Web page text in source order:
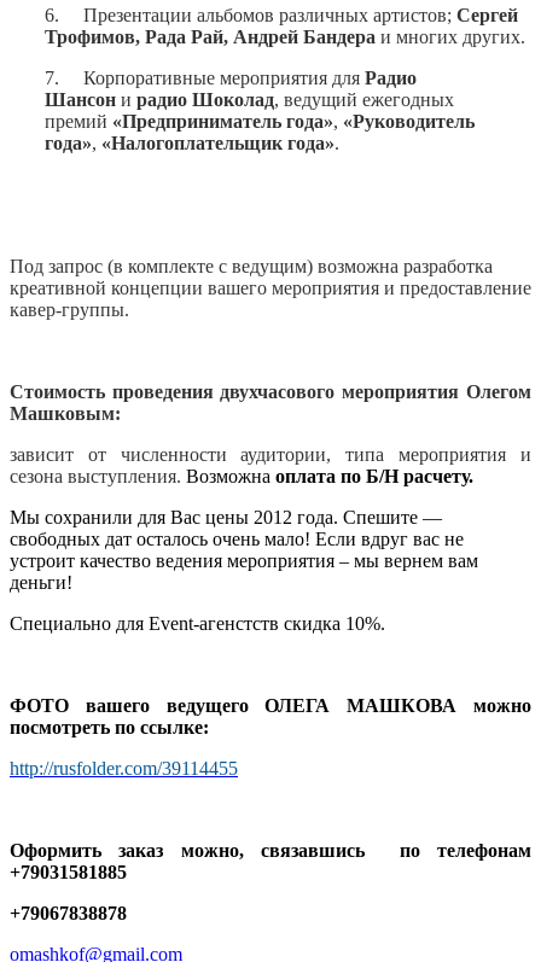
6. Презентации альбомов различных артистов; Сергей
Трофимов, Рада Рай, Андрей Бандера и многих других.
7. Корпоративные мероприятия для Радио
Шансон и радио Шоколад, ведущий ежегодных
премий «Предприниматель года», «Руководитель
года», «Налогоплательщик года».
Под запрос (в комплекте с ведущим) возможна разработка
креативной концепции вашего мероприятия и предоставление
кавер-группы.
Стоимость проведения двухчасового мероприятия Олегом
Машковым:
зависит от численности аудитории, типа мероприятия и
сезона выступления. Возможна оплата по Б/Н расчету.
Мы сохранили для Вас цены 2012 года. Спешите —
свободных дат осталось очень мало! Если вдруг вас не
устроит качество ведения мероприятия – мы вернем вам
деньги!
Специально для Event-агенстств скидка 10%.
ФОТО вашего ведущего ОЛЕГА МАШКОВА можно
посмотреть по ссылке:
http://rusfolder.com/39114455
Оформить заказ можно, связавшись по телефонам
+79031581885
+79067838878
omashkof@gmail.com